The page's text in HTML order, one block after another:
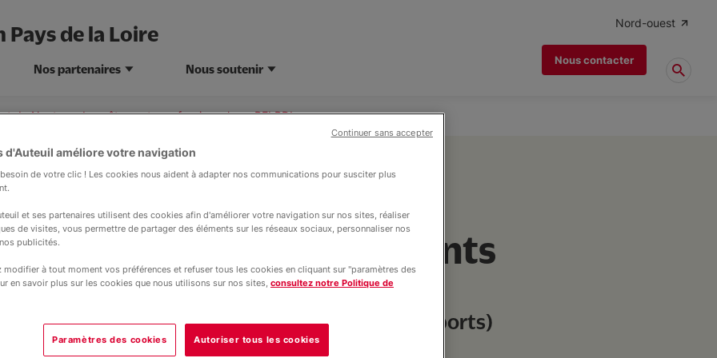
de la Loire
Nos partenaires Nous soutenir
Nord-ouest
Nous contacter
de Nantes : don vêtements professionnels au PFI PDL
actualités 26 janvier 2026
de Nantes : don vêtements
au PFI PDL
👏 à l'Aéroport Nantes Atlantique (Vinci Airports)
d'Auteuil améliore votre navigation
de votre clic ! Les cookies nous aident à adapter nos communications pour susciter plus
et ses partenaires utilisent des cookies afin d'améliorer votre navigation sur nos sites, réaliser
de visites, vous permettre de partager des éléments sur les réseaux sociaux, personnaliser nos
publicités.
modifier à tout moment vos préférences et refuser tous les cookies en cliquant sur "paramètres des
en savoir plus sur les cookies que nous utilisons sur nos sites, consultez notre Politique de
Paramètres des cookies Autoriser tous les cookies
Continuer sans accepter